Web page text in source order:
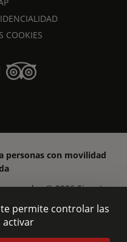
COOKIES
personas con movilidad
© 2026 Signature
permite controlar las
activar